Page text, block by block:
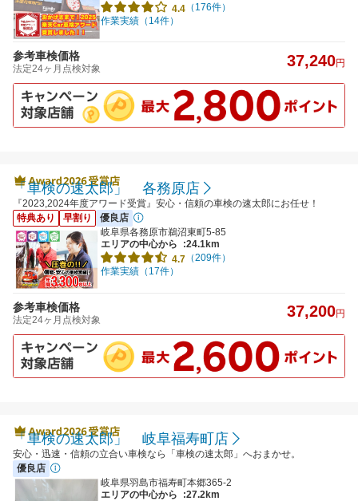
4.4 （176件）
作業実績（14件）
参考車検価格
法定24ヶ月点検対象 37,240円
「車検の速太郎」 各務原店
『2023,2024年度アワード受賞』安心・信頼の車検の速太郎にお任せ！
特典あり
早割り
優良店
岐阜県各務原市鵜沼東町5-85
エリアの中心から
:24.1km
4.7 （209件）
作業実績（17件）
参考車検価格
法定24ヶ月点検対象 37,200円
「車検の速太郎」 岐阜福寿町店
安心・迅速・信頼の立合い車検なら「車検の速太郎」へおまかせ。
優良店
岐阜県羽島市福寿町本郷365-2
エリアの中心から
:27.2km